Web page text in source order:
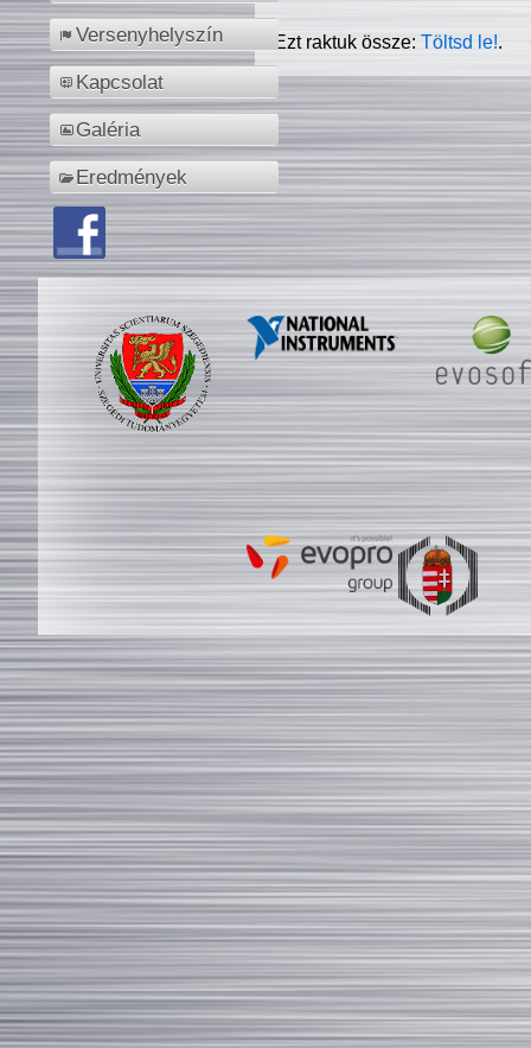
Versenyhelyszín
Kapcsolat
Galéria
Eredmények
Ezt raktuk össze:Töltsd le!.